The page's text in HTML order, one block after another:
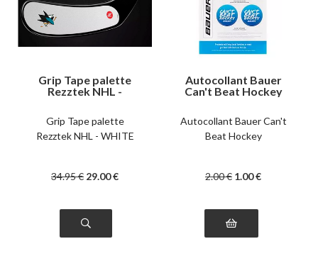
Grip Tape palette
Rezztek NHL -
Grip Tape palette
Rezztek NHL - WHITE
34.95€ 29.00€
Autocollant Bauer
Can't Beat Hockey
Autocollant Bauer Can't
Beat Hockey
2.00€ 1.00€